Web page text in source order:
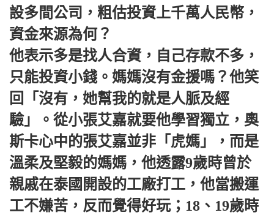
設多間公司，粗估投資上千萬人民幣，
資金來源為何？
他表示多是找人合資，自己存款不多，
只能投資小錢。媽媽沒有金援嗎？他笑
回「沒有，她幫我的就是人脈及經
驗」。從小張艾嘉就要他學習獨立，奧
斯卡心中的張艾嘉並非「虎媽」，而是
溫柔及堅毅的媽媽，他透露9歲時曾於
親戚在泰國開設的工廠打工，他當搬運
工不嫌苦，反而覺得好玩；18、19歲時